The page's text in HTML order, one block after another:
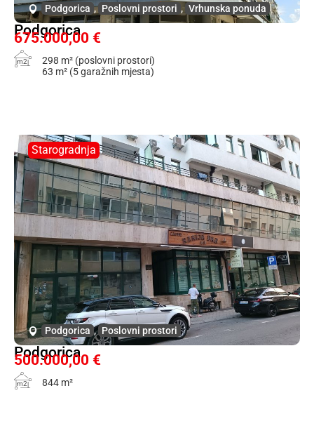
Podgorica , Poslovni prostori , Vrhunska ponuda
Podgorica
675.000,00 €
m2
298 m² (poslovni prostori)
63 m² (5 garažnih mjesta)
Starogradnja
Podgorica , Poslovni prostori
Podgorica
500.000,00 €
m2 844 m²